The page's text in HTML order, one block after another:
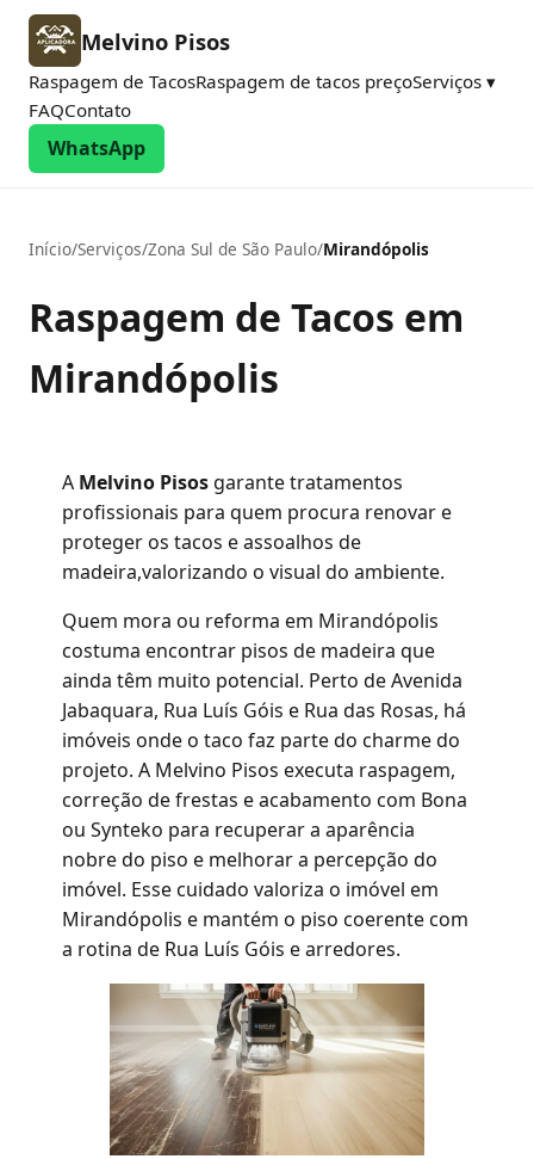
Melvino Pisos
Raspagem de TacosRaspagem de tacos preçoServiços ▾
FAQContato
WhatsApp
Início/Serviços/Zona Sul de São Paulo/Mirandópolis
Raspagem de Tacos em
Mirandópolis
A Melvino Pisos garante tratamentos
profissionais para quem procura renovar e
proteger os tacos e assoalhos de
madeira,valorizando o visual do ambiente.
Quem mora ou reforma em Mirandópolis
costuma encontrar pisos de madeira que
ainda têm muito potencial. Perto de Avenida
Jabaquara, Rua Luís Góis e Rua das Rosas, há
imóveis onde o taco faz parte do charme do
projeto. A Melvino Pisos executa raspagem,
correção de frestas e acabamento com Bona
ou Synteko para recuperar a aparência
nobre do piso e melhorar a percepção do
imóvel. Esse cuidado valoriza o imóvel em
Mirandópolis e mantém o piso coerente com
a rotina de Rua Luís Góis e arredores.